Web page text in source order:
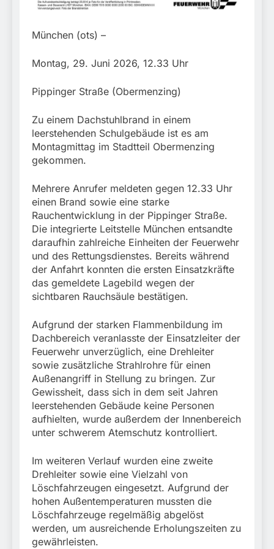
führt zur Sicherstellung
Kraftfahrzeug über die
München (ots) –
Montag, 29. Juni 2026, 12.33 Uhr
Pippinger Straße (Obermenzing)
Zu einem Dachstuhlbrand in einem
leerstehenden Schulgebäude ist es am
Montagmittag im Stadtteil Obermenzing
gekommen.
Mehrere Anrufer meldeten gegen 12.33 Uhr
einen Brand sowie eine starke
Rauchentwicklung in der Pippinger Straße.
Die integrierte Leitstelle München entsandte
daraufhin zahlreiche Einheiten der Feuerwehr
und des Rettungsdienstes. Bereits während
der Anfahrt konnten die ersten Einsatzkräfte
das gemeldete Lagebild wegen der
sichtbaren Rauchsäule bestätigen.
Aufgrund der starken Flammenbildung im
Dachbereich veranlasste der Einsatzleiter der
Feuerwehr unverzüglich, eine Drehleiter
sowie zusätzliche Strahlrohre für einen
Außenangriff in Stellung zu bringen. Zur
Gewissheit, dass sich in dem seit Jahren
leerstehenden Gebäude keine Personen
aufhielten, wurde außerdem der Innenbereich
unter schwerem Atemschutz kontrolliert.
Im weiteren Verlauf wurden eine zweite
Drehleiter sowie eine Vielzahl von
Löschfahrzeugen eingesetzt. Aufgrund der
hohen Außentemperaturen mussten die
Löschfahrzeuge regelmäßig abgelöst
werden, um ausreichende Erholungszeiten zu
gewährleisten.